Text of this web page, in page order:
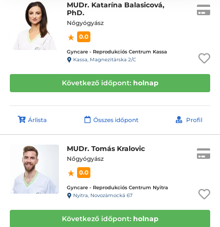
MUDr. Katarína Balasicová,
PhD.
Nőgyógyász
0.0
Gyncare - Reprodukciós Centrum Kassa
Kassa, Magnezitárska 2/C
Következő időpont: holnap
Árlista Összes időpont Profil
MUDr. Tomás Kralovic
Nőgyógyász
0.0
Gyncare - Reprodukciós Centrum Nyitra
Nyitra, Novozámocká 67
Következő időpont: holnap